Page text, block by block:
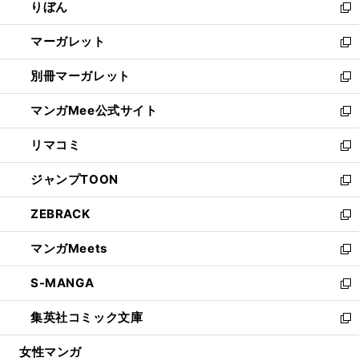
く
で
開
く
ド
ウ
で
開
く
ィ
ン
ド
ウ
で
開
く
りぼん
新
し
い
ウ
ィ
ン
ド
ウ
で
開
く
マーガレット
新
し
い
ウ
ィ
ン
ド
ウ
で
開
く
別冊マーガレット
新
し
い
ウ
ィ
ン
ド
ウ
で
開
く
マンガMee公式サイト
新
し
い
ウ
ィ
ン
ド
ウ
で
開
く
リマコミ
新
し
い
ウ
ィ
ン
ド
ウ
で
開
く
ジャンプTOON
新
し
い
ウ
ィ
ン
ド
ウ
で
開
ZEBRACK
新
し
い
ウ
ィ
ン
ド
ウ
マンガMeets
新
し
い
ウ
ィ
ン
S-MANGA
新
し
い
ウ
集英社コミック文庫
新
し
女性マンガ